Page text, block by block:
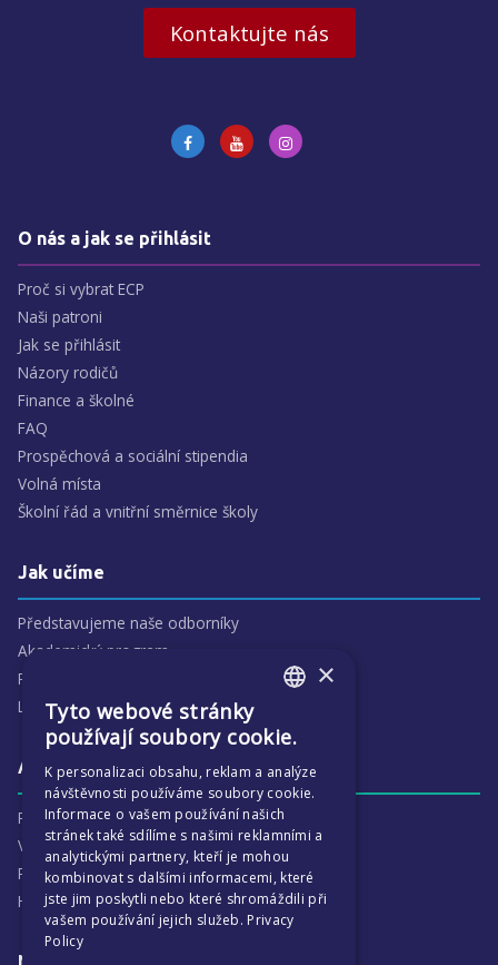
Kontaktujte nás
O nás a jak se přihlásit
Proč si vybrat ECP
Naši patroni
Jak se přihlásit
Názory rodičů
Finance a školné
FAQ
Prospěchová a sociální stipendia
Volná místa
Školní řád a vnitřní směrnice školy
Jak učíme
Představujeme naše odborníky
Akademický program
Předmětové oblasti
Lidé
Aktivity
Proč je ECP tak zajímavé
Výchovná péče
Program :more
Harmonogram školního
×
Tyto webové stránky
používají soubory cookie.
K personalizaci obsahu, reklam a analýze
návštěvnosti používáme soubory cookie.
Informace o vašem používání našich
stránek také sdílíme s našimi reklamními a
analytickými partnery, kteří je mohou
kombinovat s dalšími informacemi, které
jste jim poskytli nebo které shromáždili při
vašem používání jejich služeb. Privacy
Policy